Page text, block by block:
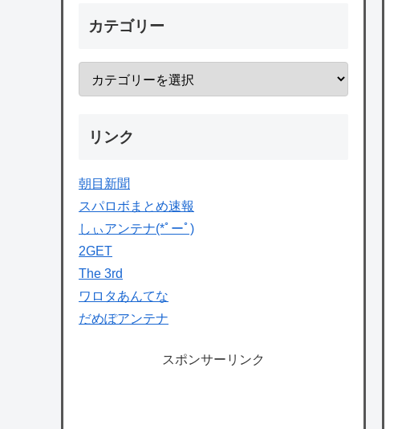
カテゴリー
リンク
朝目新聞
スパロボまとめ速報
しぃアンテナ(*ﾟーﾟ)
2GET
The 3rd
ワロタあんてな
だめぽアンテナ
スポンサーリンク